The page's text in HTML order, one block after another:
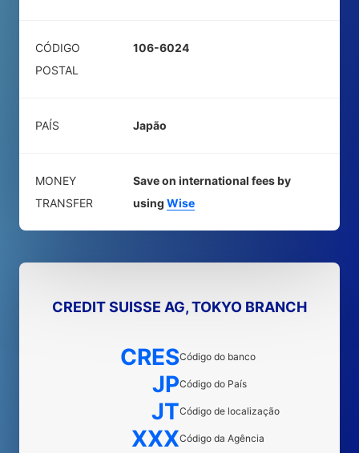
CÓDIGO
POSTAL
106-6024
PAÍS Japão
MONEY
TRANSFER
Save on international fees by
using Wise
CREDIT SUISSE AG, TOKYO BRANCH
CRESCódigo do banco
JPCódigo do País
JTCódigo de localização
XXXCódigo da Agência